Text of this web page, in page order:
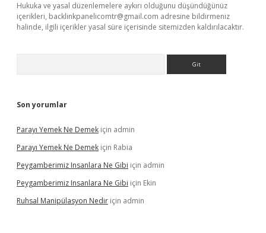
Hukuka ve yasal düzenlemelere aykırı olduğunu düşündüğünüz
içerikleri, backlinkpanelicomtr@gmail.com adresine bildirmeniz
halinde, ilgili içerikler yasal süre içerisinde sitemizden kaldırılacaktır.
Son yorumlar
Parayı Yemek Ne Demek için admin
Parayı Yemek Ne Demek için Rabia
Peygamberimiz Insanlara Ne Gibi için admin
Peygamberimiz Insanlara Ne Gibi için Ekin
Ruhsal Manipülasyon Nedir için admin